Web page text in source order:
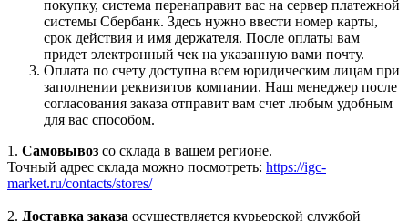
покупку, система перенаправит вас на сервер платежной
системы Сбербанк. Здесь нужно ввести номер карты,
срок действия и имя держателя. После оплаты вам
придет электронный чек на указанную вами почту.
Оплата по счету доступна всем юридическим лицам при
заполнении реквизитов компании. Наш менеджер после
согласования заказа отправит вам счет любым удобным
для вас способом.
1. Самовывоз со склада в вашем регионе.
Точный адрес склада можно посмотреть: https://igc-
market.ru/contacts/stores/
2. Доставка заказа осуществляется курьерской службой